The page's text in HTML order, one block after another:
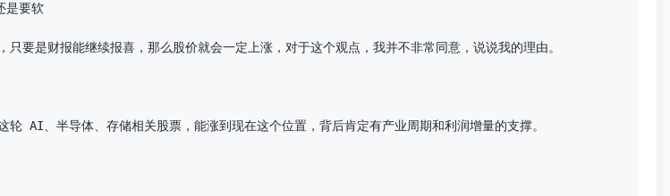
是要软
要是财报能继续报喜，那么股价就会一定上涨，对于这个观点，我并不非常同意，说说我的理由。
轮 AI、半导体、存储相关股票，能涨到现在这个位置，背后肯定有产业周期和利润增量的支撑。